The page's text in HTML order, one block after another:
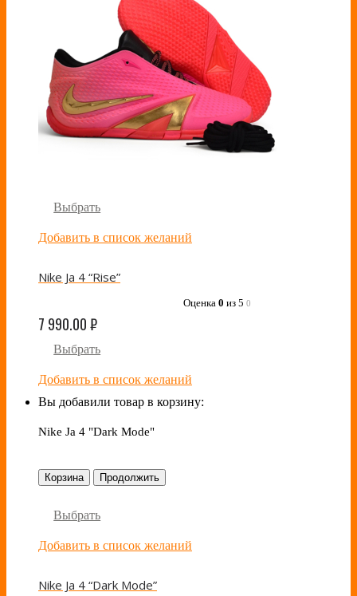
Выбрать
Добавить в список желаний
Nike Ja 4 “Rise”
Оценка 0 из 5 0
7 990.00₽
Выбрать
Добавить в список желаний
Вы добавили товар в корзину:
Nike Ja 4 "Dark Mode"
Корзина Продолжить
Выбрать
Добавить в список желаний
Nike Ja 4 “Dark Mode”